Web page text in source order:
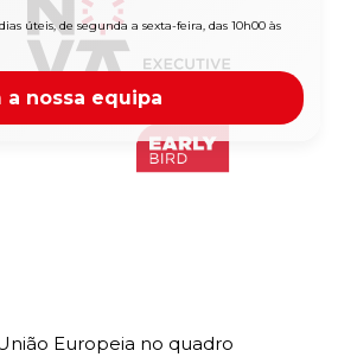
úteis, de segunda a sexta-feira, das 10h00 às
a nossa equipa
Europeia no quadro